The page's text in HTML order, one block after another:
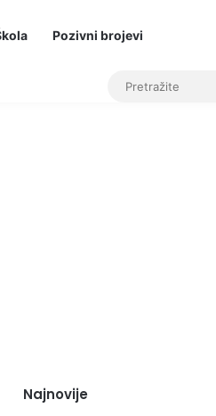
Pozivni brojevi
Najnovije